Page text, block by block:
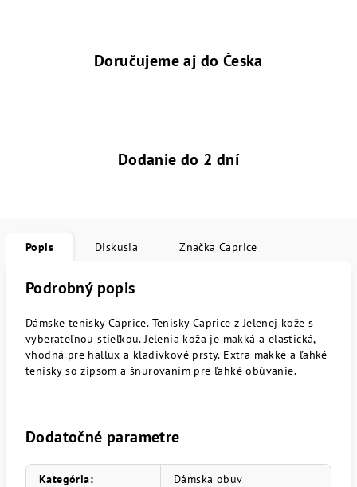
Doručujeme aj do Česka
Dodanie do 2 dní
Popis Diskusia Značka Caprice
Podrobný popis
Dámske tenisky Caprice. Tenisky Caprice z Jelenej kože s
vyberateľnou stieľkou. Jelenia koža je mäkká a elastická,
vhodná pre hallux a kladivkové prsty. Extra mäkké a ľahké
tenisky so zipsom a šnurovaním pre ľahké obúvanie.
Dodatočné parametre
Kategória:
Dámska obuv